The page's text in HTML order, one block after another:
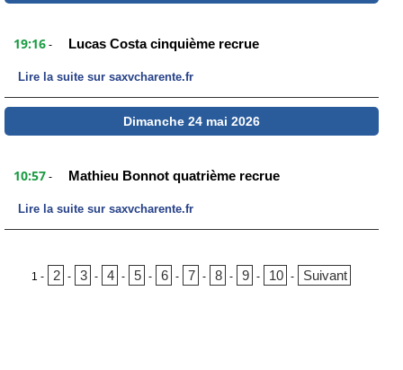
19:16 - Lucas Costa cinquième recrue
Lire la suite sur saxvcharente.fr
Dimanche 24 mai 2026
10:57 - Mathieu Bonnot quatrième recrue
Lire la suite sur saxvcharente.fr
1 - 2 - 3 - 4 - 5 - 6 - 7 - 8 - 9 - 10 - Suivant